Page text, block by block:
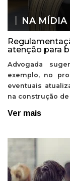
NA MÍDIA
atenção para
Advogada
exemplo, no
eventuais
na construção de
Ver mais